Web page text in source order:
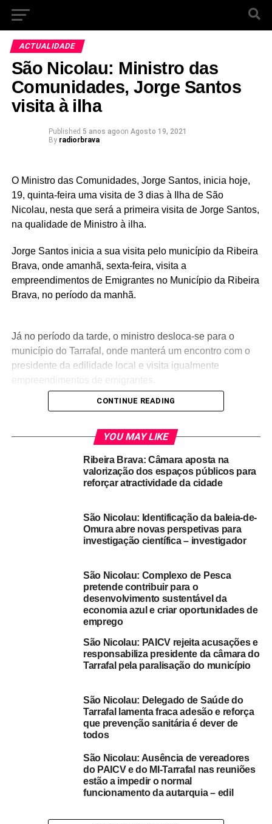
ACTUALIDADE
São Nicolau: Ministro das
Comunidades, Jorge Santos
visita à ilha
Published 5 anos agoon Agosto 19, 2021
By radiorbrava
O Ministro das Comunidades, Jorge Santos, inicia hoje,
19, quinta-feira uma visita de 3 dias à Ilha de São
Nicolau, nesta que será a primeira visita de Jorge Santos,
na qualidade de Ministro à ilha.
Jorge Santos inicia a sua visita pelo município da Ribeira
Brava, onde amanhã, sexta-feira, visita a
empreendimentos de Emigrantes no Município da Ribeira
Brava, no período da manhã.
Já no período da tarde, o ministro desloca-se para o
município do Tarrafal, onde manterá um encontro com o
presidente da edilidade local e visita igualmente
acontece no sábado, onde preside em Cachaço, um
Homenagem a Miguel João Fortes, exímio
artesão-mestre/formador na cestaria e tecelagem
São Nicolau : Arranca na Ribeira Brava a segunda
fase da formação de Eletromecânica Auto (c/
CONTINUE READING
YOU MAY LIKE
Ribeira Brava: Câmara aposta na
valorização dos espaços públicos para
reforçar atractividade da cidade
São Nicolau: Identificação da baleia-de-
Omura abre novas perspetivas para
investigação científica – investigador
São Nicolau: Complexo de Pesca
pretende contribuir para o
desenvolvimento sustentável da
economia azul e criar oportunidades de
emprego
São Nicolau: PAICV rejeita acusações e
responsabiliza presidente da câmara do
Tarrafal pela paralisação do município
São Nicolau: Delegado de Saúde do
Tarrafal lamenta fraca adesão e reforça
que prevenção sanitária é dever de
todos
São Nicolau: Ausência de vereadores
do PAICV e do MI-Tarrafal nas reuniões
estão a impedir o normal
funcionamento da autarquia – edil